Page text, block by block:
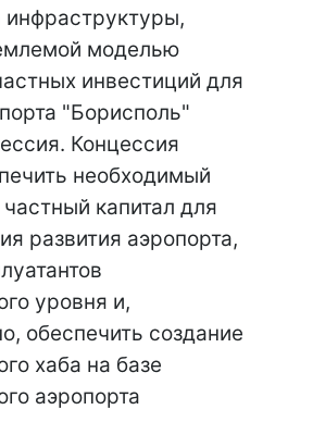
моделью
инвестиций для
"Борисполь"
Концессия
необходимый
капитал для
развития аэропорта,
уровня и,
обеспечить создание
хаба на базе
аэропорта